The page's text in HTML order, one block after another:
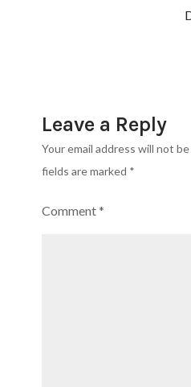
Leave a Reply
Your email address will not
fields are marked *
Comment*